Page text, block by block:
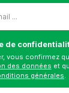
de
des données et
générales